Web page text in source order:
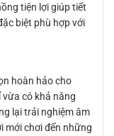
tiện lợi giúp tiết
biệt phù hợp với
hoàn hảo cho
có khả năng
lại trải nghiệm âm
mới chơi đến những